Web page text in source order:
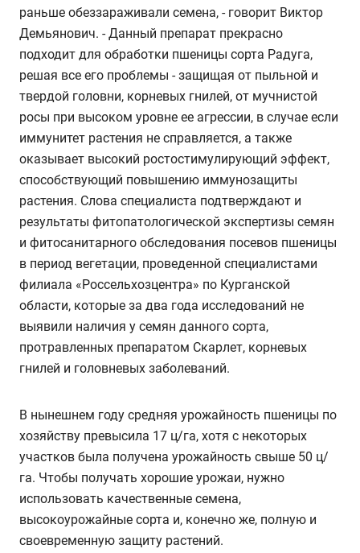
раньше обеззараживали семена, - говорит Виктор
Демьянович. - Данный препарат прекрасно
подходит для обработки пшеницы сорта Радуга,
решая все его проблемы - защищая от пыльной и
твердой головни, корневых гнилей, от мучнистой
росы при высоком уровне ее агрессии, в случае если
иммунитет растения не справляется, а также
оказывает высокий ростостимулирующий эффект,
способствующий повышению иммунозащиты
растения. Слова специалиста подтверждают и
результаты фитопатологической экспертизы семян
и фитосанитарного обследования посевов пшеницы
в период вегетации, проведенной специалистами
филиала «Россельхозцентра» по Курганской
области, которые за два года исследований не
выявили наличия у семян данного сорта,
протравленных препаратом Скарлет, корневых
гнилей и головневых заболеваний.
В нынешнем году средняя урожайность пшеницы по
хозяйству превысила 17 ц/га, хотя с некоторых
участков была получена урожайность свыше 50 ц/
га. Чтобы получать хорошие урожаи, нужно
использовать качественные семена,
высокоурожайные сорта и, конечно же, полную и
своевременную защиту растений.